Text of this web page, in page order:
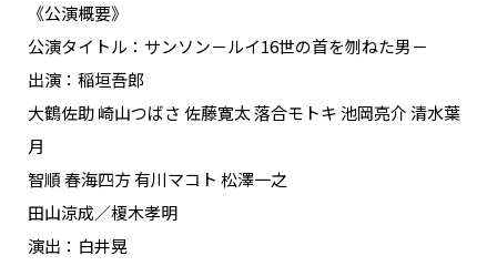
《公演概要》
公演タイトル：サンソン－ルイ16世の首を刎ねた男－
出演：稲垣吾郎
大鶴佐助 崎山つばさ 佐藤寛太 落合モトキ 池岡亮介 清水葉
月
智順 春海四方 有川マコト 松澤一之
田山涼成／榎木孝明
演出：白井晃